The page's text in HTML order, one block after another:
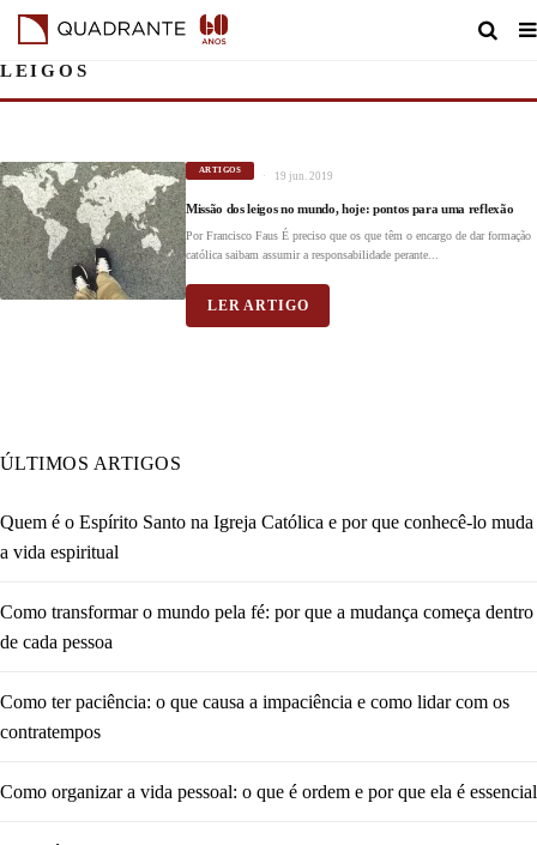
LEIGOS
ARTIGOS 19 jun. 2019
Missão dos leigos no mundo, hoje: pontos para uma reflexão
Por Francisco Faus É preciso que os que têm o encargo de dar formação
católica saibam assumir a responsabilidade perante...
LER ARTIGO
ÚLTIMOS ARTIGOS
Quem é o Espírito Santo na Igreja Católica e por que conhecê-lo muda
a vida espiritual
Como transformar o mundo pela fé: por que a mudança começa dentro
de cada pessoa
Como ter paciência: o que causa a impaciência e como lidar com os
contratempos
Como organizar a vida pessoal: o que é ordem e por que ela é essencial